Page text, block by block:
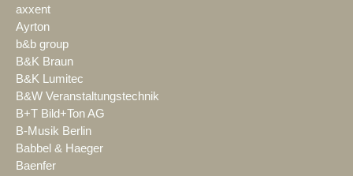
axxent
Ayrton
b&b group
B&K Braun
B&K Lumitec
B&W Veranstaltungstechnik
B+T Bild+Ton AG
B-Musik Berlin
Babbel & Haeger
Baenfer